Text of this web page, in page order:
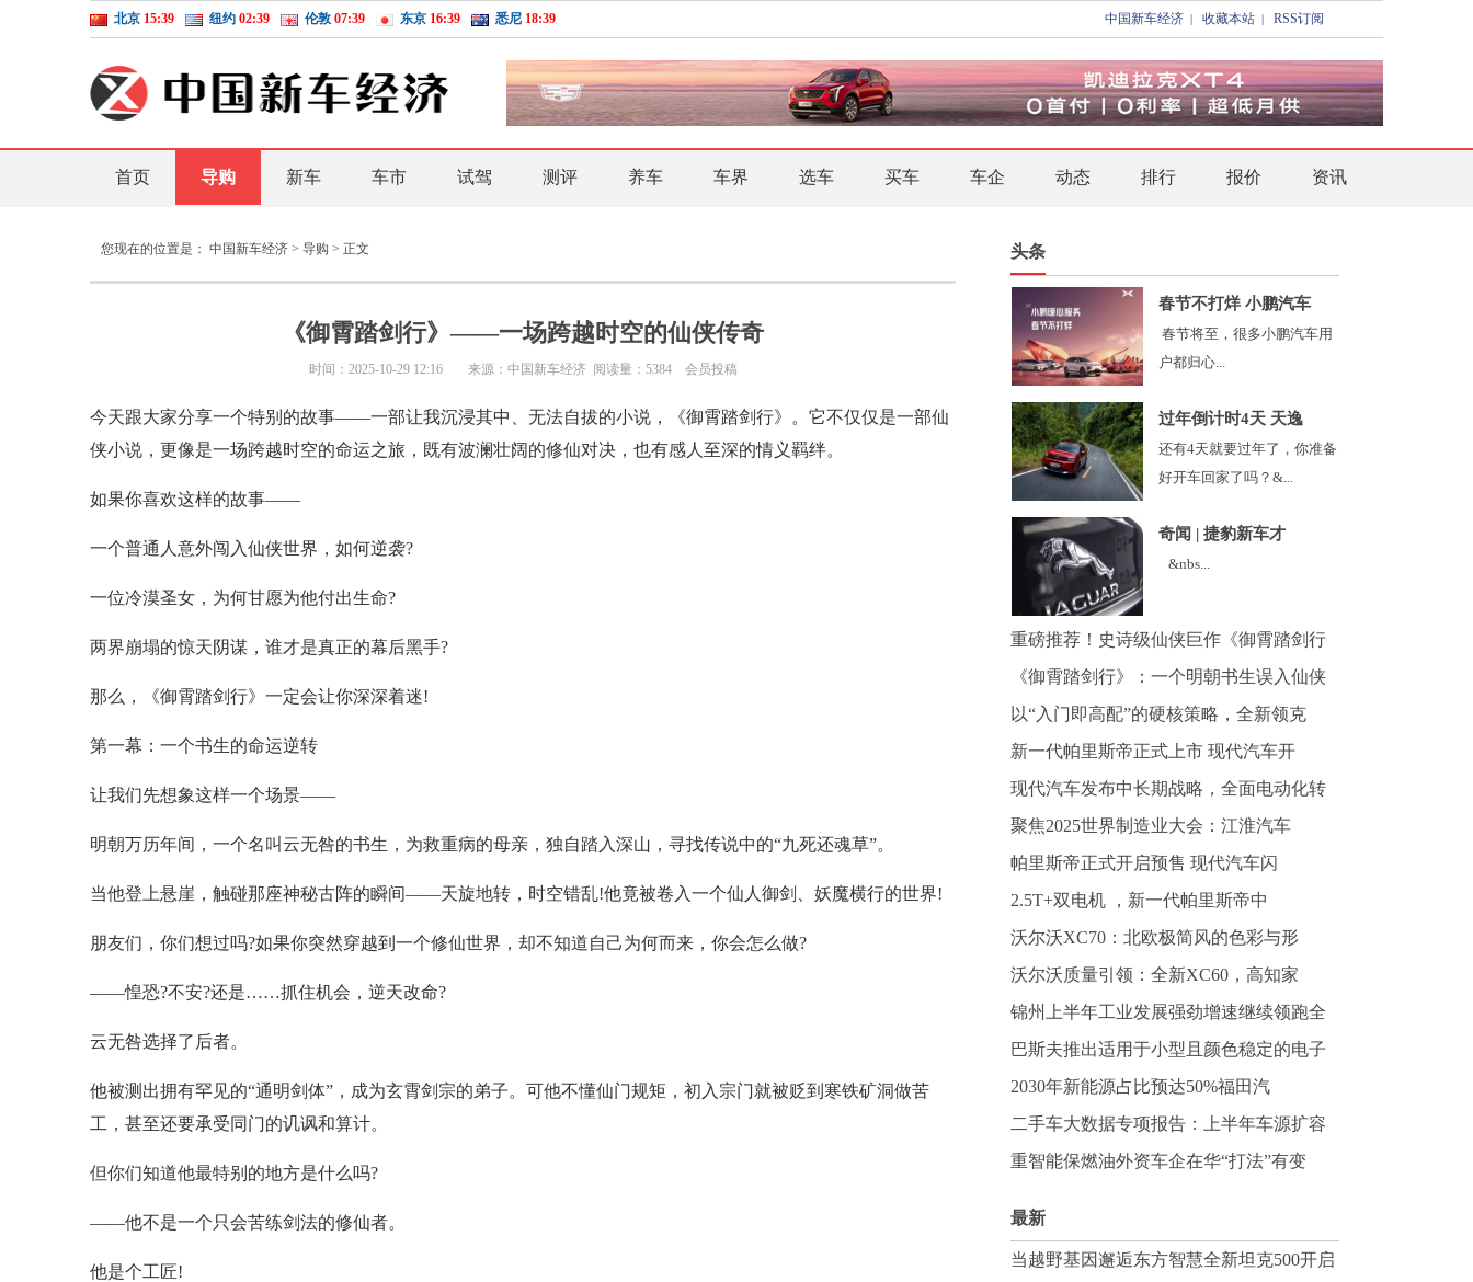
北京 15:39 纽约 02:39 伦敦 07:39 东京 16:39 悉尼 18:39 中国新车经济 | 收藏本站 | RSS订阅
首页 导购 新车 车市 试驾 测评 养车 车界 选车 买车 车企 动态 排行 报价 资讯
您现在的位置是： 中国新车经济 > 导购 > 正文
《御霄踏剑行》——一场跨越时空的仙侠传奇
时间： 2025-10-29 12:16 来源： 中国新车经济 阅读量：5384 会员投稿
今天跟大家分享一个特别的故事——一部让我沉浸其中、无法自拔的小说，《御霄踏剑行》。它不仅仅是一部仙
侠小说，更像是一场跨越时空的命运之旅，既有波澜壮阔的修仙对决，也有感人至深的情义羁绊。
如果你喜欢这样的故事——
一个普通人意外闯入仙侠世界，如何逆袭?
一位冷漠圣女，为何甘愿为他付出生命?
两界崩塌的惊天阴谋，谁才是真正的幕后黑手?
那么，《御霄踏剑行》一定会让你深深着迷!
第一幕：一个书生的命运逆转
让我们先想象这样一个场景——
明朝万历年间，一个名叫云无咎的书生，为救重病的母亲，独自踏入深山，寻找传说中的“九死还魂草”。
当他登上悬崖，触碰那座神秘古阵的瞬间——天旋地转，时空错乱!他竟被卷入一个仙人御剑、妖魔横行的世界!
朋友们，你们想过吗?如果你突然穿越到一个修仙世界，却不知道自己为何而来，你会怎么做?
——惶恐?不安?还是……抓住机会，逆天改命?
云无咎选择了后者。
他被测出拥有罕见的“通明剑体”，成为玄霄剑宗的弟子。可他不懂仙门规矩，初入宗门就被贬到寒铁矿洞做苦
工，甚至还要承受同门的讥讽和算计。
但你们知道他最特别的地方是什么吗?
——他不是一个只会苦练剑法的修仙者。
他是个工匠!
头条
春节不打烊 小鹏汽车
春节将至，很多小鹏汽车用
户都归心...
过年倒计时4天 天逸
还有4天就要过年了，你准备
好开车回家了吗？&...
奇闻 | 捷豹新车才
&nbs...
重磅推荐！史诗级仙侠巨作《御霄踏剑行
《御霄踏剑行》：一个明朝书生误入仙侠
以“入门即高配”的硬核策略，全新领克
新一代帕里斯帝正式上市 现代汽车开
现代汽车发布中长期战略，全面电动化转
聚焦2025世界制造业大会：江淮汽车
帕里斯帝正式开启预售 现代汽车闪
2.5T+双电机 ，新一代帕里斯帝中
沃尔沃XC70：北欧极简风的色彩与形
沃尔沃质量引领：全新XC60，高知家
锦州上半年工业发展强劲增速继续领跑全
巴斯夫推出适用于小型且颜色稳定的电子
2030年新能源占比预达50%福田汽
二手车大数据专项报告：上半年车源扩容
重智能保燃油外资车企在华“打法”有变
最新
当越野基因邂逅东方智慧全新坦克500开启